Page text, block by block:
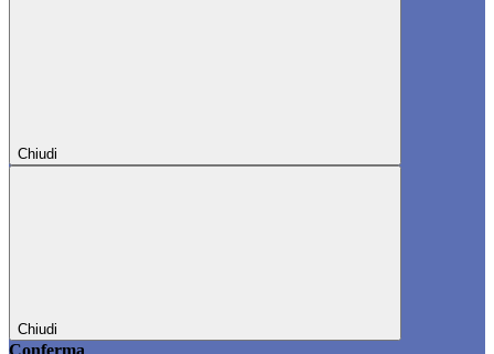
Chiudi
Chiudi